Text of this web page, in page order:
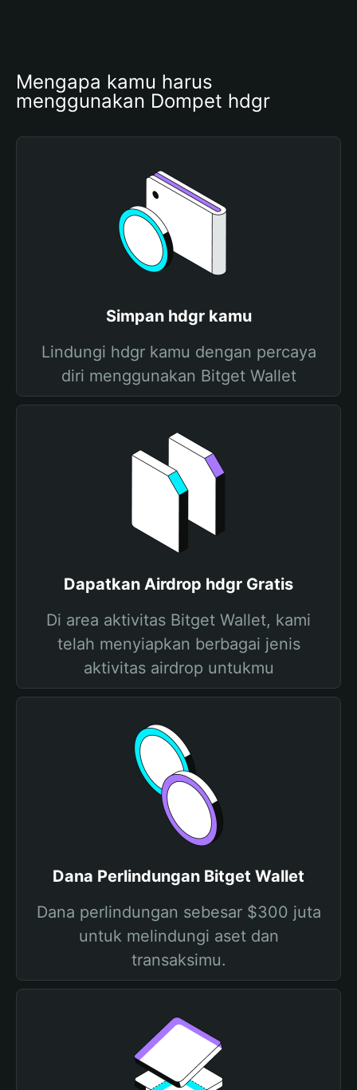
Mengapa kamu harus
menggunakan Dompet hdgr
Simpan hdgr kamu
Lindungi hdgr kamu dengan percaya
diri menggunakan Bitget Wallet
Dapatkan Airdrop hdgr Gratis
Di area aktivitas Bitget Wallet, kami
telah menyiapkan berbagai jenis
aktivitas airdrop untukmu
Dana Perlindungan Bitget Wallet
Dana perlindungan sebesar $300 juta
untuk melindungi aset dan
transaksimu.